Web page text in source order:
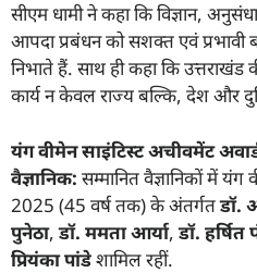
सीएम धामी ने कहा कि विज्ञान,
आपदा प्रबंधन को सशक्त एवं प्रभावी
निभाते हैं. साथ ही कहा कि उत्तराखंड
कार्य न केवल राज्य बल्कि, देश और
यंग वीमेन साइंटिस्ट अचीवमेंट
वैज्ञानिक: सम्मानितवैज्ञानिकों में यंग
2025 (45 वर्ष तक) के अंतर्गतडॉ.
पुनेठा,डॉ. ममता आर्या,डॉ. हर्षित
प्रियंका पांडेशामिल रहीं.